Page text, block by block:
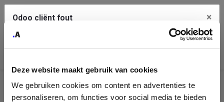
Deze website maakt gebruik van cookies
We gebruiken cookies om content en advertenties te
personaliseren, om functies voor social media te bieden
Identificatie
Odoo cliënt fout ×
klembord
Je dient de kopieer knop te gebruiken om de fout te melden